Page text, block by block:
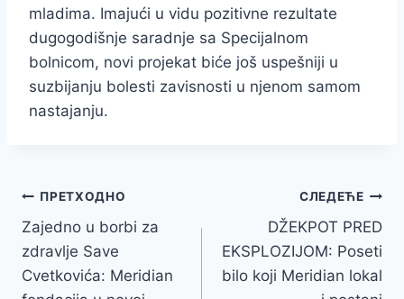
mladima. Imajući u vidu pozitivne rezultate
dugogodišnje saradnje sa Specijalnom
bolnicom, novi projekat biće još uspešniji u
suzbijanju bolesti zavisnosti u njenom samom
nastajanju.
Кретање
чланка
ПРЕТХОДНО
Zajedno u borbi za
zdravlje Save
Cvetkovića: Meridian
СЛЕДЕЋЕ
DŽEKPOT PRED
EKSPLOZIJOM: Poseti
bilo koji Meridian lokal